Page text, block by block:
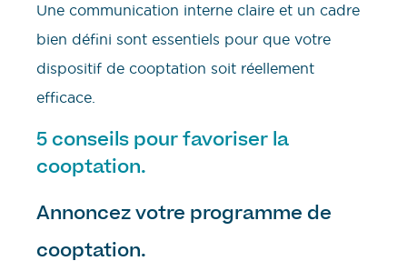
Une communication interne claire et un cadre
bien défini sont essentiels pour que votre
dispositif de cooptation soit réellement
efficace.
5 conseils pour favoriser la
cooptation.
Annoncez votre programme de
cooptation.